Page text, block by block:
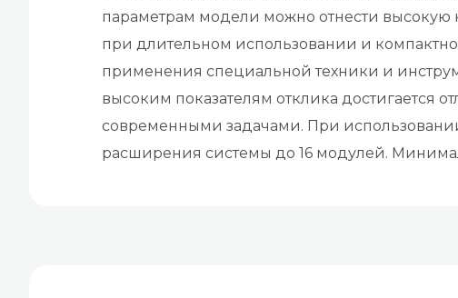
параметрам модели можно отнести высокую
при длительном использовании и
применения специальной техники и
высоким показателям отклика достигается
современными задачами. При
расширения системы до 16 модулей.